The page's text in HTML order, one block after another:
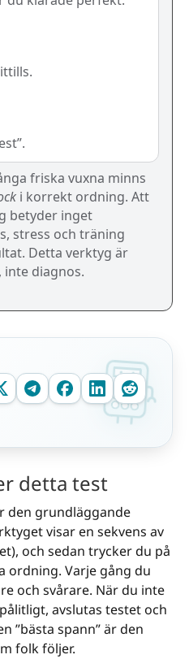
friska vuxna minns
i korrekt ordning. Att
betyder inget
stress och träning
Detta verktyg är
diagnos.
detta test
den grundläggande
visar en sekvens av
och sedan trycker du på
ordning. Varje gång du
och svårare. När du inte
avslutas testet och
”bästa spann” är den
folk följer.